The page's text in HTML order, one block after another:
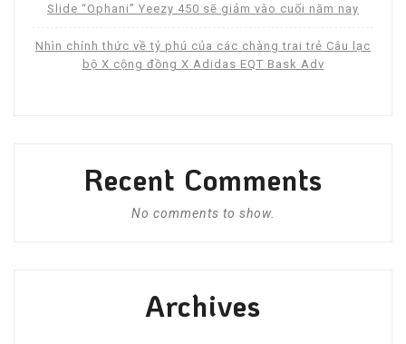
Slide “Ophani” Yeezy 450 sẽ giảm vào cuối năm nay
Nhìn chính thức về tỷ phú của các chàng trai trẻ Câu lạc
bộ X cộng đồng X Adidas EQT Bask Adv
Recent Comments
No comments to show.
Archives